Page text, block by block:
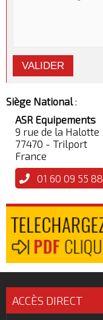
VALIDER
Siège National:
ASR Equipements
9 rue de la Halotte
77470 - Trilport
France
01 60 09 55 88
ACCÈS DIRECT